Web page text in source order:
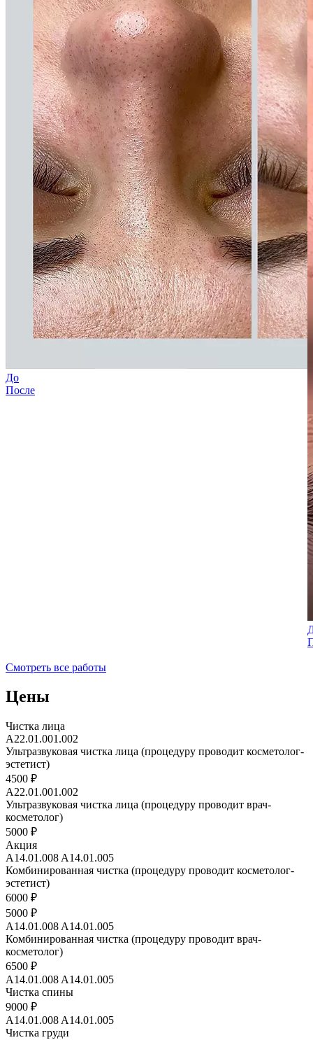
До
После
Смотреть все работы
Цены
Чистка лица
А22.01.001.002
Ультразвуковая чистка лица (процедуру проводит косметолог-
эстетист)
4500 ₽
А22.01.001.002
Ультразвуковая чистка лица (процедуру проводит врач-
косметолог)
5000 ₽
Акция
A14.01.008 A14.01.005
Комбинированная чистка (процедуру проводит косметолог-
эстетист)
6000 ₽
5000 ₽
A14.01.008 A14.01.005
Комбинированная чистка (процедуру проводит врач-
косметолог)
6500 ₽
A14.01.008 A14.01.005
Чистка спины
9000 ₽
A14.01.008 A14.01.005
Чистка груди